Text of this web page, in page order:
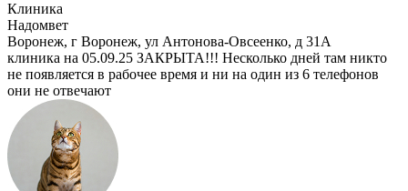
Клиника
Надомвет
Воронеж, г Воронеж, ул Антонова-Овсеенко, д 31А
клиника на 05.09.25 ЗАКРЫТА!!! Несколько дней там никто
не появляется в рабочее время и ни на один из 6 телефонов
они не отвечают